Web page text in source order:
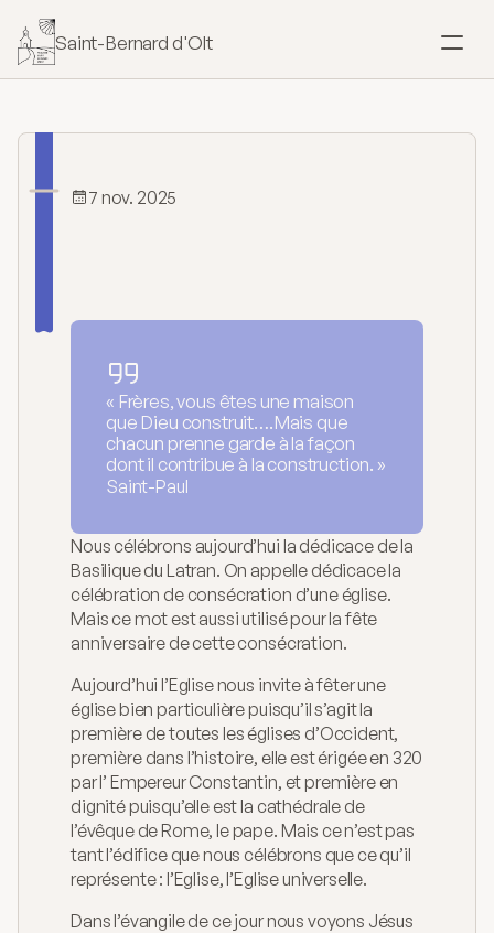
Saint-Bernard d'Olt
Mouvements
Chemin de St-Jacques
À propos
Homélies
Contact
Baptême
Mariage
Eucharistie
Onction
Pardon
7 nov. 2025
« Frères, vous êtes une maison
que Dieu construit….Mais que
chacun prenne garde à la façon
dont il contribue à la construction. »
Saint-Paul
Nous célébrons aujourd’hui la dédicace de la
Basilique du Latran. On appelle dédicace la
célébration de consécration d’une église.
Mais ce mot est aussi utilisé pour la fête
anniversaire de cette consécration.
Aujourd’hui l’Eglise nous invite à fêter une
église bien particulière puisqu’il s’agit la
première de toutes les églises d’Occident,
première dans l’histoire, elle est érigée en 320
par l’ Empereur Constantin, et première en
dignité puisqu’elle est la cathédrale de
l’évêque de Rome, le pape. Mais ce n’est pas
tant l’édifice que nous célébrons que ce qu’il
représente : l’Eglise, l’Eglise universelle.
Dans l’évangile de ce jour nous voyons Jésus